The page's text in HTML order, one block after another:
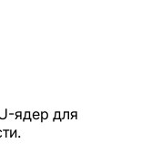
ядер для